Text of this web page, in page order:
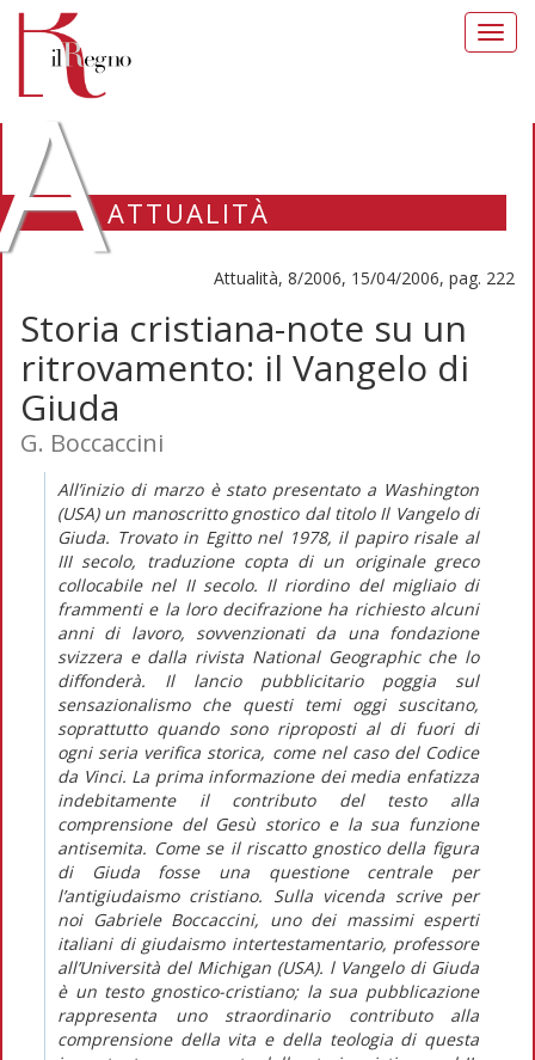
ATTUALITÀ
Attualità, 8/2006, 15/04/2006, pag. 222
Storia cristiana-note su un
ritrovamento: il Vangelo di
Giuda
G. Boccaccini
All’inizio di marzo è stato presentato a Washington
(USA) un manoscritto gnostico dal titolo Il Vangelo di
Giuda. Trovato in Egitto nel 1978, il papiro risale al
III secolo, traduzione copta di un originale greco
collocabile nel II secolo. Il riordino del migliaio di
frammenti e la loro decifrazione ha richiesto alcuni
anni di lavoro, sovvenzionati da una fondazione
svizzera e dalla rivista National Geographic che lo
diffonderà. Il lancio pubblicitario poggia sul
sensazionalismo che questi temi oggi suscitano,
soprattutto quando sono riproposti al di fuori di
ogni seria verifica storica, come nel caso del Codice
da Vinci. La prima informazione dei media enfatizza
indebitamente il contributo del testo alla
comprensione del Gesù storico e la sua funzione
antisemita. Come se il riscatto gnostico della figura
di Giuda fosse una questione centrale per
l’antigiudaismo cristiano. Sulla vicenda scrive per
noi Gabriele Boccaccini, uno dei massimi esperti
italiani di giudaismo intertestamentario, professore
all’Università del Michigan (USA). l Vangelo di Giuda
è un testo gnostico-cristiano; la sua pubblicazione
rappresenta uno straordinario contributo alla
comprensione della vita e della teologia di questa